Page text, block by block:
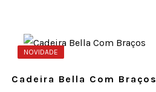
NOVIDADE
Cadeira Bella Com Braços